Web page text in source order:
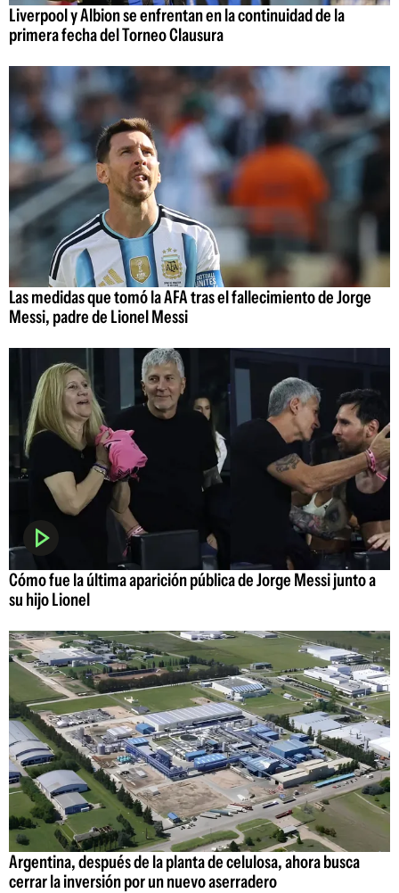
Liverpool y Albion se enfrentan en la continuidad de la
primera fecha del Torneo Clausura
Las medidas que tomó la AFA tras el fallecimiento de Jorge
Messi, padre de Lionel Messi
Cómo fue la última aparición pública de Jorge Messi junto a
su hijo Lionel
Argentina, después de la planta de celulosa, ahora busca
cerrar la inversión por un nuevo aserradero